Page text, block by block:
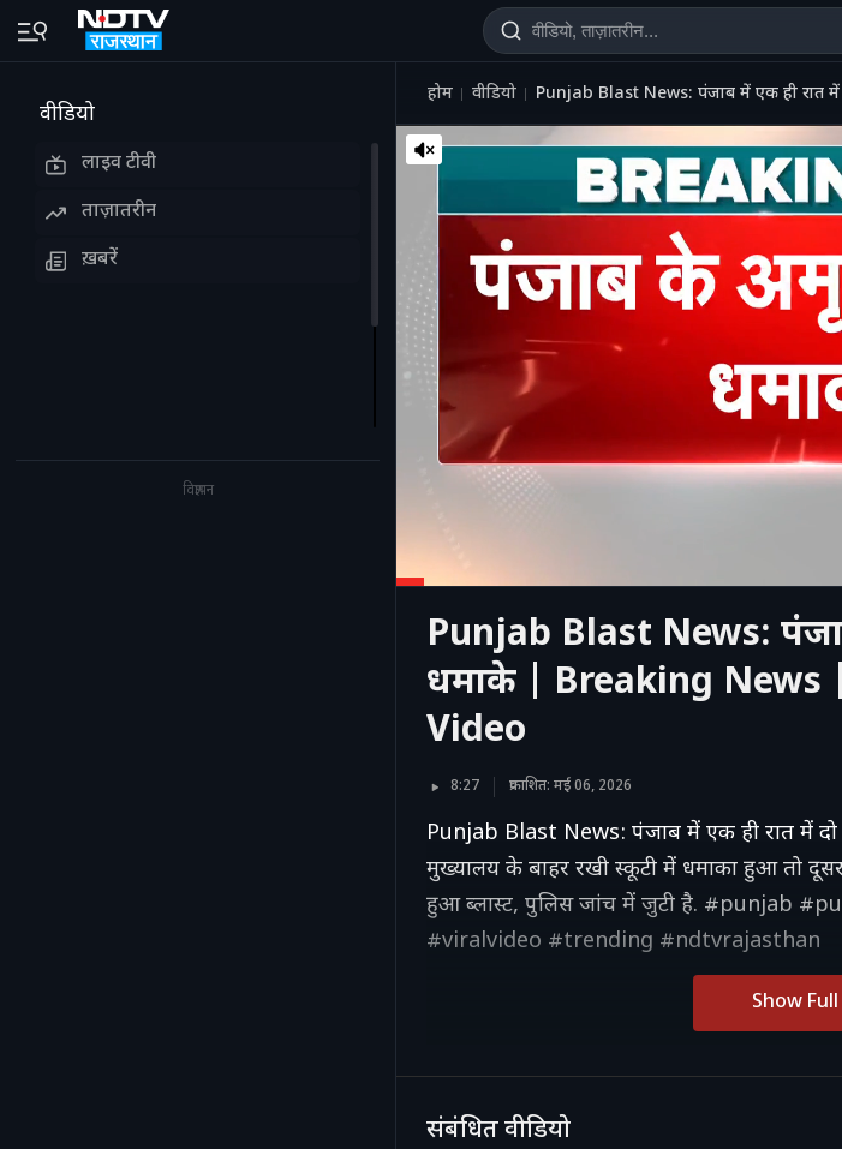
वीडियो
लाइव टीवी
ताज़ातरीन
ख़बरें
विज्ञापन
होम वीडियो Punjab Blast News: पंजाब में एक ही
Punjab Blast News:
धमाके | Breaking News
Video
8:27 प्रकाशित: मई 06, 2026
Punjab Blast News: पंजाब में एक ही रात में
मुख्यालय के बाहर रखी स्कूटी में धमाका हुआ तो
हुआ ब्लास्ट, पुलिस जांच में जुटी है. #punjab
#viralvideo #trending #ndtvrajasthan
Show Full
संबंधित वीडियो